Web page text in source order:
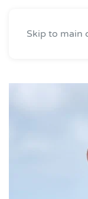
Skip to main